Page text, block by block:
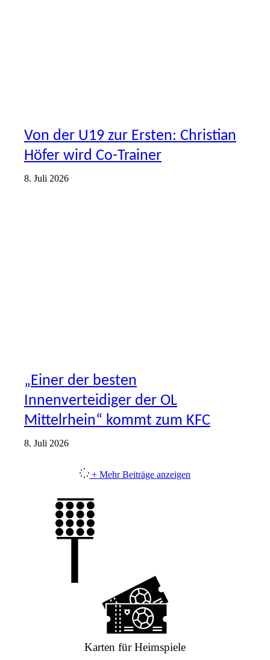
Von der U19 zur Ersten: Christian
Höfer wird Co-Trainer
8. Juli 2026
„Einer der besten
Innenverteidiger der OL
Mittelrhein“ kommt zum KFC
8. Juli 2026
+ Mehr Beiträge anzeigen
Karten für Heimspiele